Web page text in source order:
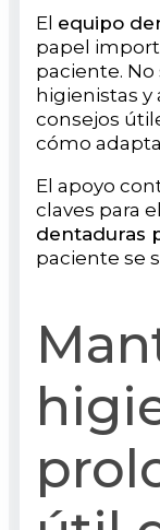
El equipo
papel
paciente.
higienistas
consejos
cómo
El apoyo
claves para el
dentaduras
paciente se